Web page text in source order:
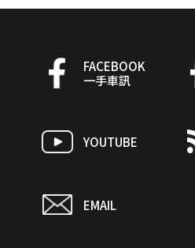
FACEBOOK
一手車訊
YOUTUBE
EMAIL